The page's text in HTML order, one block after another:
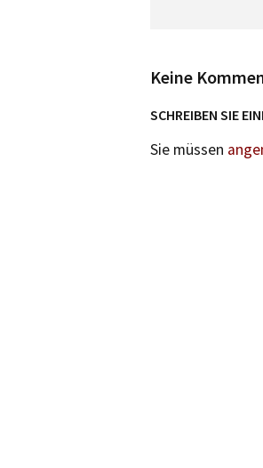
Keine
SCHREIBEN SIE
Sie müssen